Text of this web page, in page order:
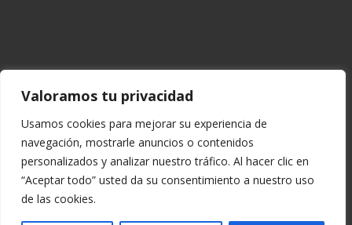
Valoramos tu privacidad
Usamos cookies para mejorar su experiencia de
navegación, mostrarle anuncios o contenidos
personalizados y analizar nuestro tráfico. Al hacer clic en
“Aceptar todo” usted da su consentimiento a nuestro uso
de las cookies.
Contacto
91 713 07 70
info@ucemadrid.com
reclamaciones@ucemadrid.com